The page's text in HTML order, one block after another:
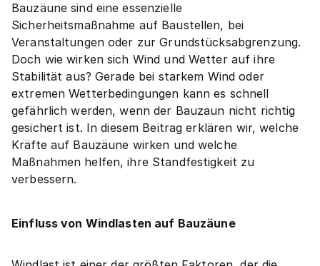
Bauzäune sind eine essenzielle
Sicherheitsmaßnahme auf Baustellen, bei
Veranstaltungen oder zur Grundstücksabgrenzung.
Doch wie wirken sich Wind und Wetter auf ihre
Stabilität aus? Gerade bei starkem Wind oder
extremen Wetterbedingungen kann es schnell
gefährlich werden, wenn der Bauzaun nicht richtig
gesichert ist. In diesem Beitrag erklären wir, welche
Kräfte auf Bauzäune wirken und welche
Maßnahmen helfen, ihre Standfestigkeit zu
verbessern.
Einfluss von Windlasten auf Bauzäune